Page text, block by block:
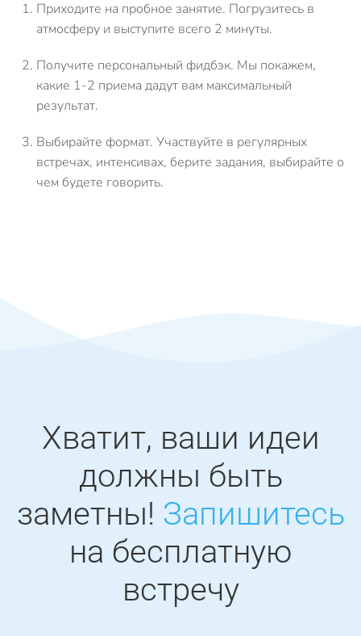
Приходите на пробное занятие. Погрузитесь в
атмосферу и выступите всего 2 минуты.
Получите персональный фидбэк. Мы покажем,
какие 1-2 приема дадут вам максимальный
результат.
Выбирайте формат. Участвуйте в регулярных
встречах, интенсивах, берите задания, выбирайте о
чем будете говорить.
Хватит, ваши идеи
должны быть
заметны! Запишитесь
на бесплатную
встречу